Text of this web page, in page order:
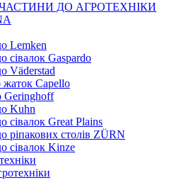
ДО АГРОТЕХНІКИ
Lemken
сівалок Gaspardo
Väderstad
жаток Capello
Geringhoff
Kuhn
сівалок Great Plains
ріпакових столів ZÜRN
сівалок Kinze